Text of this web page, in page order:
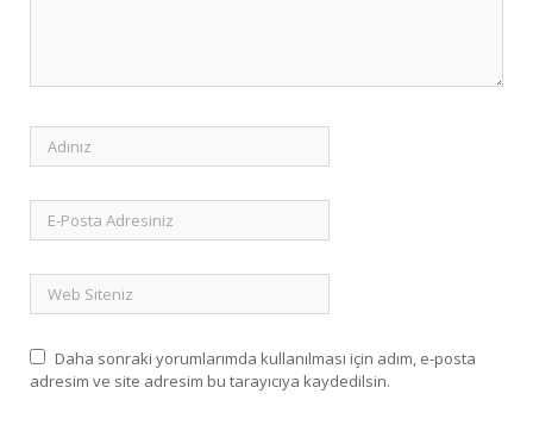
Daha sonraki yorumlarımda kullanılması için adım, e-posta
adresim ve site adresim bu tarayıcıya kaydedilsin.